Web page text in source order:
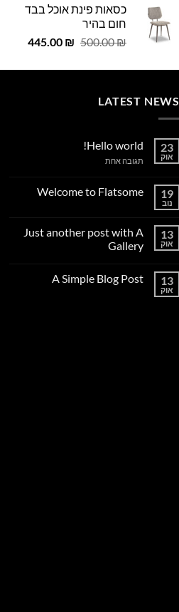
800.00 ₪.
699.00 ₪.כסאות פינת אוכל בבד
חום בהיר
500.00₪
המחיר
היה:
445.00 ₪
המחיר
הוא:
LATEST NEWS
23
אוק
Hello world!
תגובה אחתעל
19
נוב
Welcome to Flatsome
Welcome
to
Flatsome
13
אוק
Just another post with A
Gallery
על
13
אוק
A Simple Blog Post